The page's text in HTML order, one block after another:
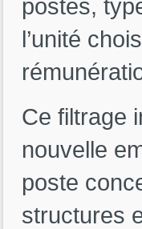
postes,
l’unité
Ce filtrage
nouvelle
poste
structures